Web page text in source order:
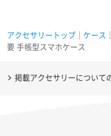
アクセサリートップ ケース
要 手帳型スマホケース
掲載アクセサリーについて